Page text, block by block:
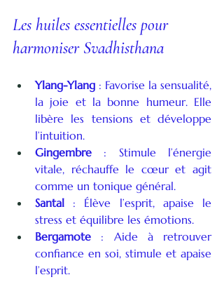
Les huiles essentielles pour
harmoniser Svadhisthana
Ylang-Ylang : Favorise la sensualité,
la joie et la bonne humeur. Elle
libère les tensions et développe
l’intuition.
Gingembre : Stimule l’énergie
vitale, réchauffe le cœur et agit
comme un tonique général.
Santal : Élève l’esprit, apaise le
stress et équilibre les émotions.
Bergamote : Aide à retrouver
confiance en soi, stimule et apaise
l’esprit.